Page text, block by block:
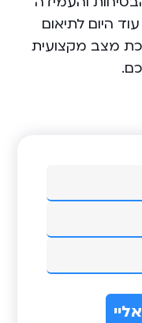
היום לתיאום
מצב מקצועית